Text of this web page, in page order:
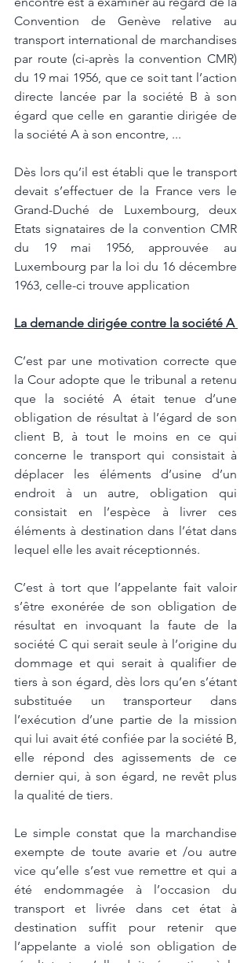
Convention de Genève relative au
transport international de marchandises
par route (ci-après la convention CMR)
du 19 mai 1956, que ce soit tant l’action
directe lancée par la société B à son
égard que celle en garantie dirigée de
la société A à son encontre, ...
Dès lors qu’il est établi que le transport
devait s’effectuer de la France vers le
Grand-Duché de Luxembourg, deux
Etats signataires de la convention CMR
du 19 mai 1956, approuvée au
Luxembourg par la loi du 16 décembre
1963, celle-ci trouve application
La demande dirigée contre la société A
C’est par une motivation correcte que
la Cour adopte que le tribunal a retenu
que la société A était tenue d’une
obligation de résultat à l’égard de son
client B, à tout le moins en ce qui
concerne le transport qui consistait à
déplacer les éléments d’usine d’un
endroit à un autre, obligation qui
consistait en l’espèce à livrer ces
éléments à destination dans l’état dans
lequel elle les avait réceptionnés.
C’est à tort que l’appelante fait valoir
s’être exonérée de son obligation de
résultat en invoquant la faute de la
société C qui serait seule à l’origine du
dommage et qui serait à qualifier de
tiers à son égard, dès lors qu’en s’étant
substituée un transporteur dans
l’exécution d’une partie de la mission
qui lui avait été confiée par la société B,
elle répond des agissements de ce
dernier qui, à son égard, ne revêt plus
la qualité de tiers.
Le simple constat que la marchandise
exempte de toute avarie et /ou autre
vice qu’elle s’est vue remettre et qui a
été endommagée à l’occasion du
transport et livrée dans cet état à
destination suffit pour retenir que
l’appelante a violé son obligation de